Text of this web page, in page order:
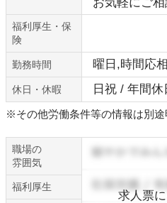
お気軽にご相
福利厚生・保
険
勤務時間 曜日,時間応
休日・休暇 日祝 / 年間休
※その他労働条件等の情報は別途
職場の
雰囲気
求人票
福利厚生